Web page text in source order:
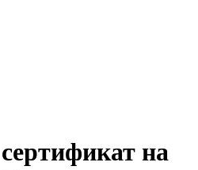
на